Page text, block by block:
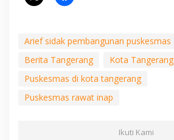
Arief sidak pembangunan puskesmas
Berita Tangerang
Kota Tangerang
Puskesmas di kota tangerang
Puskesmas rawat inap
Ikuti Kami